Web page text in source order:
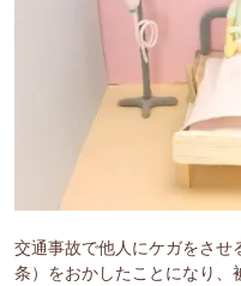
交通事故で他人にケガをさせ
条）をおかしたことになり、